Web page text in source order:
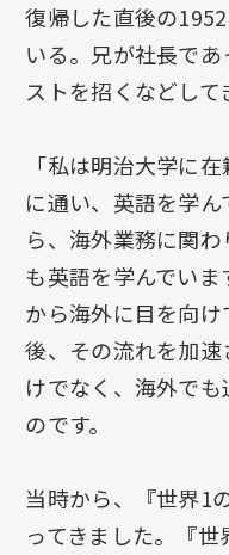
復帰した直後の
いる。兄が社長であ
ストを招くなどして
「私は明治大学に
に通い、英語を学
ら、海外業務に関
も英語を学んでい
から海外に目を向
後、その流れを加
けでなく、海外で
のです。
当時から、『世界1
ってきました。『